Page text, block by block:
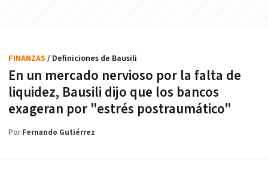
En un mercado nervioso por la falta de
liquidez, Bausili dijo que los bancos
exageran por "estrés postraumático"
FINANZAS / Definiciones de Bausili
PorFernando Gutiérrez